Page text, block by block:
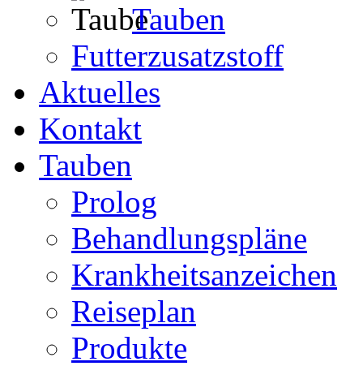
Tauben
Futterzusatzstoff
Aktuelles
Kontakt
Tauben
Prolog
Behandlungspläne
Krankheitsanzeichen
Reiseplan
Produkte